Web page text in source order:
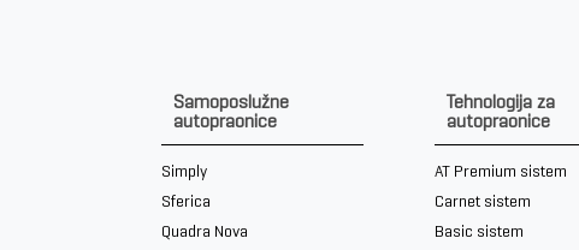
Samoposlužne
autopraonice
Simply
Sferica
Quadra Nova
Tehnologija za
autopraonice
AT Premium sistem
Carnet sistem
Basic sistem